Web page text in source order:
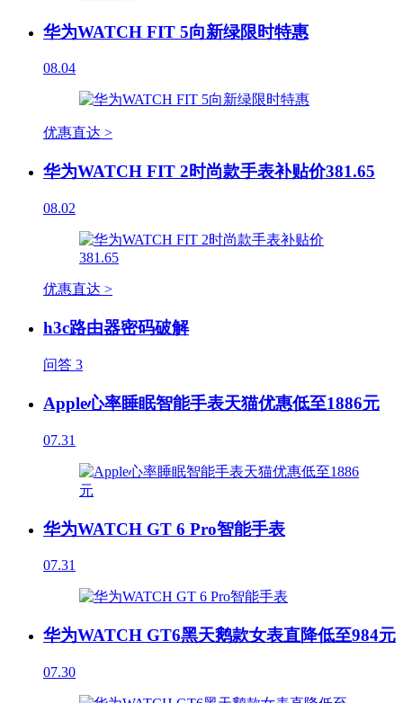
华为WATCH FIT 5向新绿限时特惠
08.04
优惠直达 >
华为WATCH FIT 2时尚款手表补贴价381.65
08.02
优惠直达 >
h3c路由器密码破解
问答 3
Apple心率睡眠智能手表天猫优惠低至1886元
07.31
华为WATCH GT 6 Pro智能手表
07.31
华为WATCH GT6黑天鹅款女表直降低至984元
07.30